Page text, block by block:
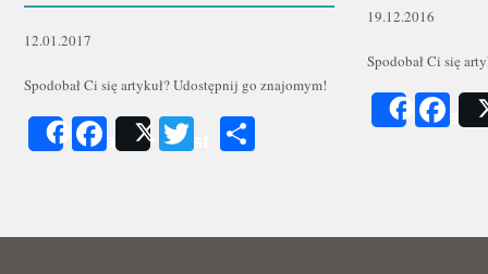
12.01.2017
Spodobał Ci się artykuł? Udostępnij go znajomym!
ShareFacebook
Post Twitter
19.12.2016
Spodobał Ci się
Share